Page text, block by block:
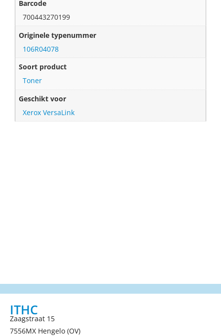
Barcode
700443270199
Originele typenummer
106R04078
Soort product
Toner
Geschikt voor
Xerox VersaLink
ITHC
Zaagstraat 15
7556MX Hengelo (OV)